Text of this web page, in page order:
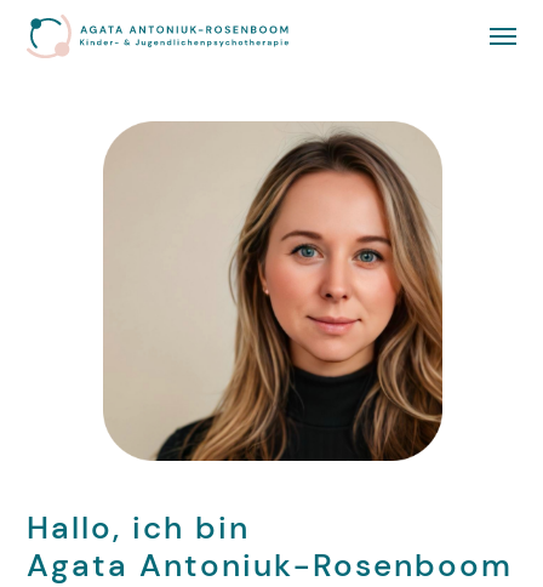
Hallo, ich bin
AgataAntoniuk-Rosenboom